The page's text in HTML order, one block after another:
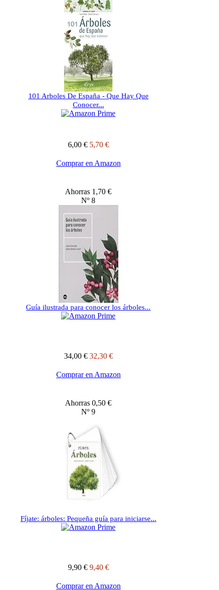
101 Arboles De España - Que Hay Que
Conocer...
6,00 € 5,70 €
Comprar en Amazon
Ahorras 1,70 €
Nº 8
Guía ilustrada para conocer los árboles...
34,00 € 32,30 €
Comprar en Amazon
Ahorras 0,50 €
Nº 9
Fíjate: árboles: Pequeña guía para iniciarse...
9,90 € 9,40 €
Comprar en Amazon